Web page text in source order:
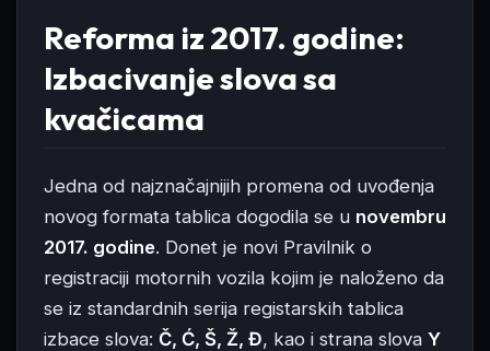
Reforma iz 2017. godine:
Izbacivanje slova sa
kvačicama
Jedna od najznačajnijih promena od uvođenja
novog formata tablica dogodila se u novembru
2017. godine. Donet je novi Pravilnik o
registraciji motornih vozila kojim je naloženo da
se iz standardnih serija registarskih tablica
izbace slova: Č, Ć, Š, Ž, Đ, kao i strana slova Y